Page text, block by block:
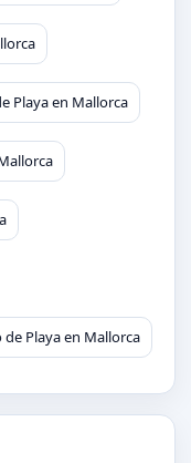
Playa en Mallorca
Playa en Mallorca